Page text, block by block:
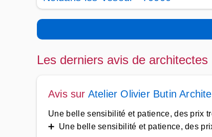
Les derniers avis de architectes
Avis sur Atelier Olivier Butin
Une belle sensibilité et patience, des prix
➕ Une belle sensibilité et patience, des